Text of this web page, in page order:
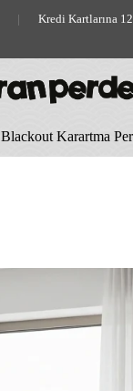
| Kredi Kartlarına
Blackout Karartma